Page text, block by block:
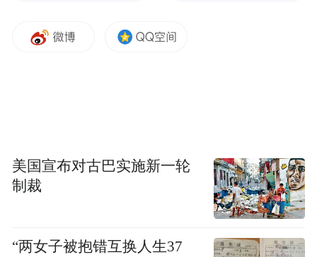
主要从事医疗器械、药品以及兽药的研发制
原标题：王剑锋会见拜尔斯生物董事长兼
CEO郑志恒
美国宣布对古巴实施新一轮
制裁
“两女子被抱错互换人生37